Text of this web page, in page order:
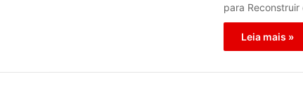
para Reconstruir
Leia mais »